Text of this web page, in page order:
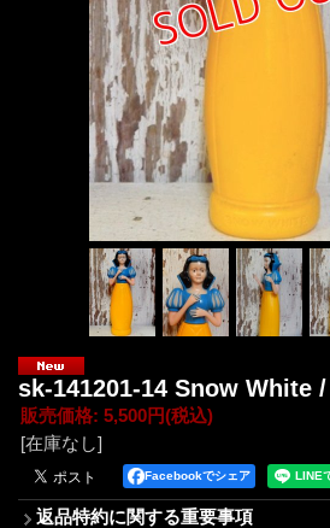
sk-141201-14 Snow White
販売価格: 5,500円(税込)
[在庫なし]
Facebookでシェア
返品特約に関する重要事項